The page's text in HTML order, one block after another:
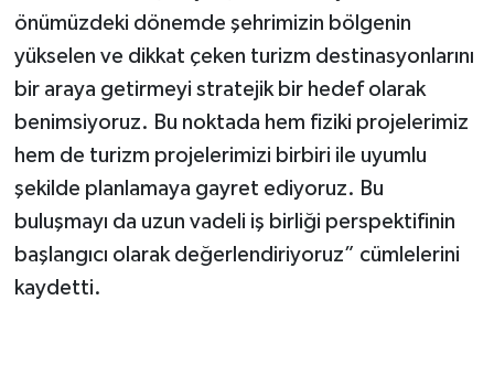
önümüzdeki dönemde şehrimizin bölgenin
yükselen ve dikkat çeken turizm destinasyonlarını
bir araya getirmeyi stratejik bir hedef olarak
benimsiyoruz. Bu noktada hem fiziki projelerimiz
hem de turizm projelerimizi birbiri ile uyumlu
şekilde planlamaya gayret ediyoruz. Bu
buluşmayı da uzun vadeli iş birliği perspektifinin
başlangıcı olarak değerlendiriyoruz” cümlelerini
kaydetti.